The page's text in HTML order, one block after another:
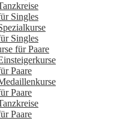
Singles
Singles
für Paare
Paare
Paare
Paare